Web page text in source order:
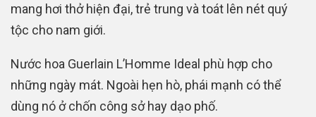
mang hơi thở hiện đại, trẻ trung và toát lên nét quý
tộc cho nam giới.
Nước hoa Guerlain L’Homme Ideal phù hợp cho
những ngày mát. Ngoài hẹn hò, phái mạnh có thể
dùng nó ở chốn công sở hay dạo phố.